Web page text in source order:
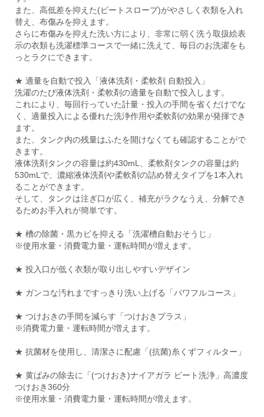
また、高低差を抑えた(ビートスロープ)がやさしく衣類を入れ
替え、布傷みを抑えます。
さらに布傷みを抑えた洗い方により、非常に弱く洗う取扱絵表
示の衣類も洗濯標準コースで一緒に洗えて、毎日のお洗濯をも
っとラクにできます。
★ 適量を自動で投入「液体洗剤・柔軟剤 自動投入」
洗濯のたび液体洗剤・柔軟剤の適量を自動で投入します。
これにより、毎回行っていた計量・投入の手間を省くだけでな
く、適量投入による優れた洗浄作用や柔軟剤の効果が発揮でき
ます。
また、タンク内の残量はふたを開けなくても確認することがで
きます。
液体洗剤タンクの容量は約430mL、柔軟剤タンクの容量は約
530mLで、濃縮液体洗剤や柔軟剤の詰め替えタイプを1本入れ
ることができます。
そして、タンクは注ぎ口が広く、補充がラクなうえ、分解でき
るためお手入れが簡単です。
★ 槽の除菌・黒カビを抑える「洗濯槽自動おそうじ」
※使用水量・消費電力量・運転時間が増えます。
★ 投入口が低く衣類が取り出しやすいデザイン
★ ガンコな汚れまですっきり洗い上げる「パワフルコース」
★ つけおきの手間を減らす「つけおきプラス」
※消費電力量・運転時間が増えます。
★ 抗菌材を使用し、清潔さに配慮「(抗菌)糸くずフィルター」
★ 黄ばみの除去に「(つけおき)ナイアガラ ビート洗浄」高濃度
つけおき360分
※使用水量・消費電力量・運転時間が増えます。